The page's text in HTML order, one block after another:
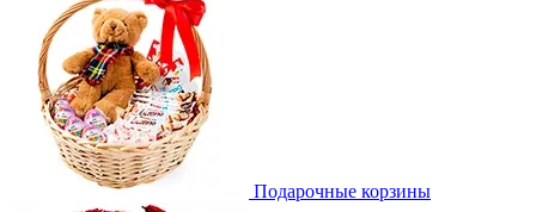
Подарочные корзины